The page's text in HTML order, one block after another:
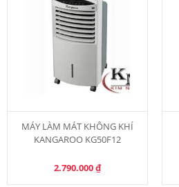
MÁY LÀM MÁT KHÔNG KHÍ
KANGAROO KG50F12
2.790.000₫